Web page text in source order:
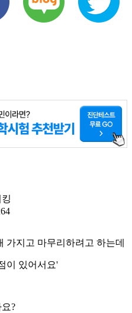
가지고 마무리하려고 하는데
이 있어서요'
?